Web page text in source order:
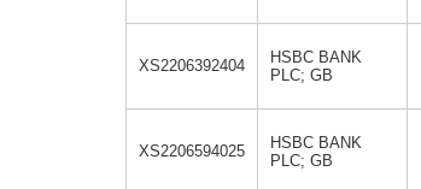
XS2206392404
HSBC BANK
PLC; GB
XS2206594025
HSBC BANK
PLC; GB